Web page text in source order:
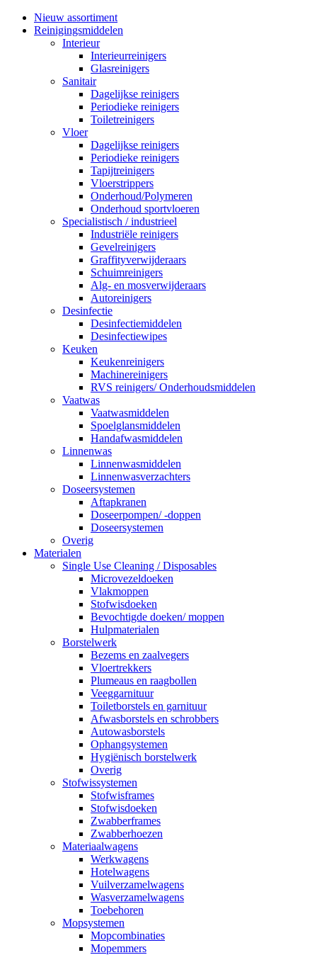
Nieuw assortiment
Reinigingsmiddelen
Interieur
Interieurreinigers
Glasreinigers
Sanitair
Dagelijkse reinigers
Periodieke reinigers
Toiletreinigers
Vloer
Dagelijkse reinigers
Periodieke reinigers
Tapijtreinigers
Vloerstrippers
Onderhoud/Polymeren
Onderhoud sportvloeren
Specialistisch / industrieel
Industriële reinigers
Gevelreinigers
Graffityverwijderaars
Schuimreinigers
Alg- en mosverwijderaars
Autoreinigers
Desinfectie
Desinfectiemiddelen
Desinfectiewipes
Keuken
Keukenreinigers
Machinereinigers
RVS reinigers/ Onderhoudsmiddelen
Vaatwas
Vaatwasmiddelen
Spoelglansmiddelen
Handafwasmiddelen
Linnenwas
Linnenwasmiddelen
Linnenwasverzachters
Doseersystemen
Aftapkranen
Doseerpompen/ -doppen
Doseersystemen
Overig
Materialen
Single Use Cleaning / Disposables
Microvezeldoeken
Vlakmoppen
Stofwisdoeken
Bevochtigde doeken/ moppen
Hulpmaterialen
Borstelwerk
Bezems en zaalvegers
Vloertrekkers
Plumeaus en raagbollen
Veeggarnituur
Toiletborstels en garnituur
Afwasborstels en schrobbers
Autowasborstels
Ophangsystemen
Hygiënisch borstelwerk
Overig
Stofwissystemen
Stofwisframes
Stofwisdoeken
Zwabberframes
Zwabberhoezen
Materiaalwagens
Werkwagens
Hotelwagens
Vuilverzamelwagens
Wasverzamelwagens
Toebehoren
Mopsystemen
Mopcombinaties
Mopemmers